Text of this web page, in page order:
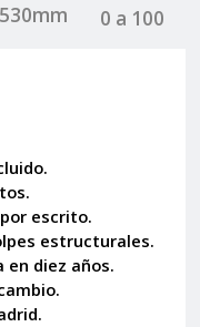
530mm 0 a 100
escrito.
estructurales.
en diez años.